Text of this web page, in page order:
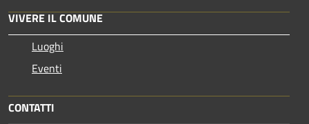
VIVERE IL COMUNE
Luoghi
Eventi
CONTATTI